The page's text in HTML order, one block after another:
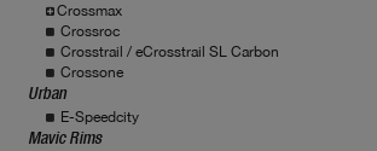
Crossmax
Crossroc
Crosstrail / eCrosstrail SL Carbon
Crossone
Urban
E-Speedcity
Mavic Rims